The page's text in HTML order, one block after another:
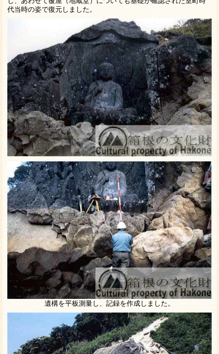
代当時の姿で復元しました。
遺構を平板測量し、記録を作成しました。